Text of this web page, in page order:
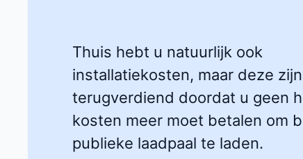
Thuis hebt u natuurlijk ook
installatiekosten, maar deze
terugverdiend doordat u geen
kosten meer moet betalen om
publieke laadpaal te laden.